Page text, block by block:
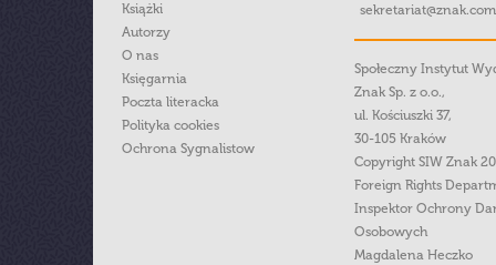
Książki
Autorzy
O nas
Księgarnia
Poczta literacka
Polityka cookies
Ochrona Sygnalistow
Społeczny Instytut
Znak Sp. z o.o.,
ul. Kościuszki 37,
30-105 Kraków
Copyright SIW Znak
Foreign Rights
Inspektor Ochrony
Osobowych
Magdalena Heczko